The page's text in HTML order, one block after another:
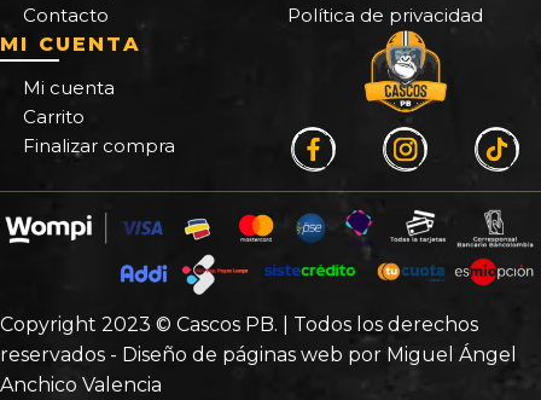
Contacto
Política de privacidad
MI CUENTA
Mi cuenta
Carrito
Finalizar compra
Copyright 2023 © Cascos PB. | Todos los derechos
reservados - Diseño de páginas web por Miguel Ángel
Anchico Valencia